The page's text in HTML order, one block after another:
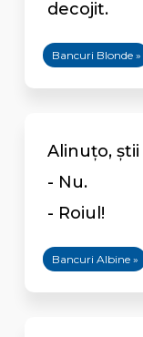
decojit.
Bancuri Blonde »
Alinuţo,
- Nu.
- Roiul!
Bancuri Albine »